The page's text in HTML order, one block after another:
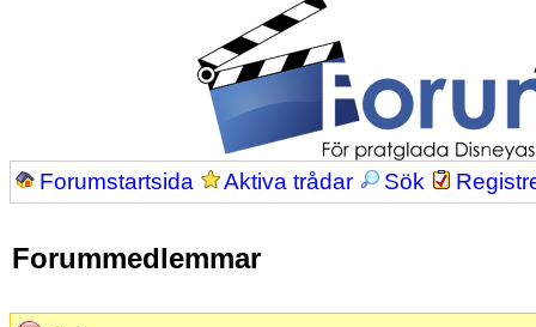
Forumstartsida Aktiva trådar Sök
Forummedlemmar